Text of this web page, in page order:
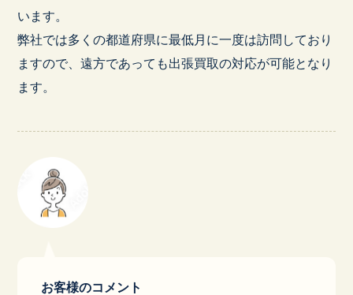
います。
弊社では多くの都道府県に最低月に一度は訪問しており
ますので、遠方であっても出張買取の対応が可能となり
ます。
お客様のコメント